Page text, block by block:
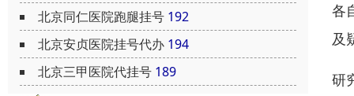
北京同仁医院跑腿挂号 192
北京安贞医院挂号代办 194
北京三甲医院代挂号 189
各
及
研